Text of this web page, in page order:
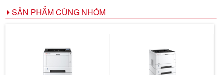
SẢN PHẨM CÙNG NHÓM